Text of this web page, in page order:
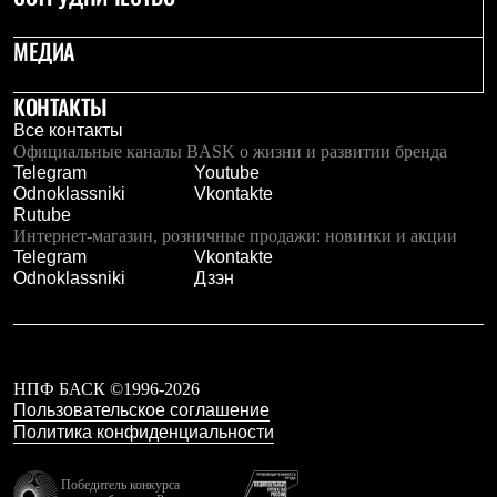
С синтетическим утеплителем
Аксессуары для спальников
Сумки и баулы
Кошельки
Сумки
Гермомешки
Полезные аксессуары
Книги
Еда
Коврики
Обувь
Женская обувь
Сапоги
Мужская обувь
Сапоги
Гамаши и бахилы
Гамаши
Тапочки и чуни
МЕДИА
КОНТАКТЫ
Все контакты
Официальные каналы BASK о жизни и развитии бренда
Telegram
Youtube
Odnoklassniki
Vkontakte
Rutube
Интернет-магазин, розничные продажи: новинки и акции
Telegram
Vkontakte
Odnoklassniki
Дзэн
НПФ БАСК ©1996-2026
Пользовательское соглашение
Политика конфиденциальности
Победитель конкурса